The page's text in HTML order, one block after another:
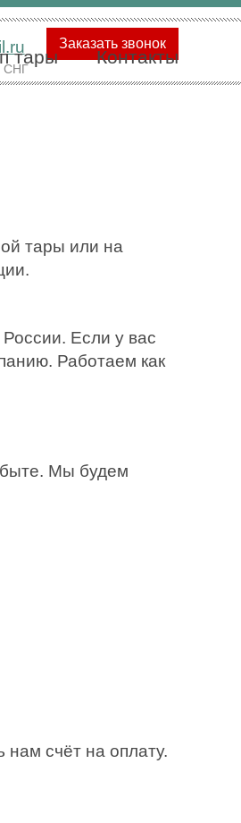
СНГ
Заказать звонок
тары Контакты
тары или на
Если у вас
Работаем как
Мы будем
счёт на оплату.